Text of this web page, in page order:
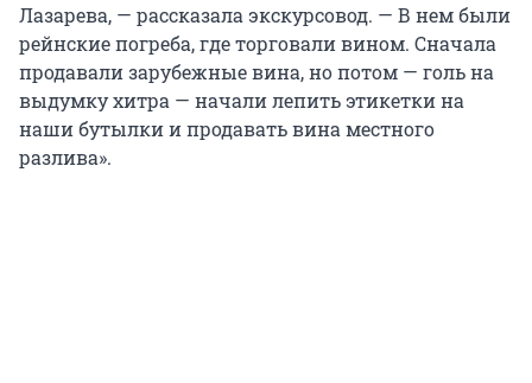
Лазарева, — рассказала экскурсовод. — В нем были
рейнские погреба, где торговали вином. Сначала
продавали зарубежные вина, но потом — голь на
выдумку хитра — начали лепить этикетки на
наши бутылки и продавать вина местного
разлива».